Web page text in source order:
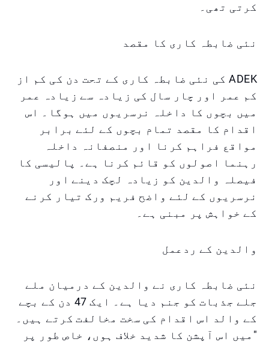
کرتی تھی۔
نئی ضابطہ کاری کا مقصد
ADEK کی نئی ضابطہ کاری کے تحت دن کی کم از
کم عمر اور چار سال کی زیادہ سے زیادہ عمر
میں بچوں کا داخلہ نرسریوں میں ہوگا۔ اس
اقدام کا مقصد تمام بچوں کے لئے برابر
مواقع فراہم کرنا اور منصفانہ داخلہ
رہنما اصولوں کو قائم کرنا ہے۔ پالیسی کا
فیصلہ والدین کو زیادہ لچک دینے اور
نرسریوں کے لئے واضح فریم ورک تیار کرنے
کے خواہش پر مبنی ہے۔
والدین کے ردعمل
نئی ضابطہ کاری نے والدین کے درمیان ملے
جلے جذبات کو جنم دیا ہے۔ ایک 47 دن کے بچے
کے والد اس اقدام کی سخت مخالفت کرتے ہیں۔
"میں اس آپشن کا شدید خلاف ہوں، خاص طور پر